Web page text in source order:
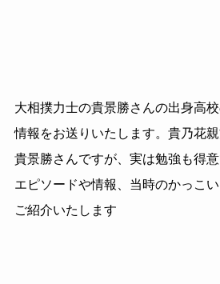
大相撲力士の貴景勝さんの出身高
情報をお送りいたします。貴乃花
貴景勝さんですが、実は勉強も得
エピソードや情報、当時のかっこ
ご紹介いたします